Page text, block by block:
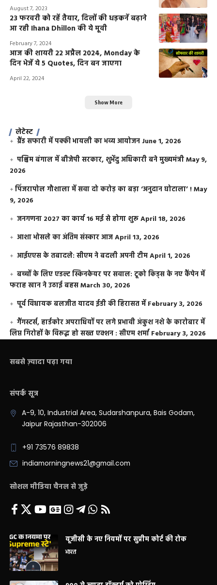
August 7, 2023
23 फरवरी को रहें तैयार, दिलों की धड़कनें बढ़ाने
आ रही Ihana Dhillon की ये मूवी
February 7, 2024
आज की शायरी 22 अप्रैल 2024, Monday के
दिन भेजें ये 5 Quotes, दिन बन जाएगा
April 22, 2024
Show More
लेटेस्ट
ग्रैंड सफारी में पक्की भायली का भव्य आयोजन June 1, 2026
पश्चिम बंगाल में बीजेपी सरकार, शुभेंदु अधिकारी बने मुख्यमंत्रीMay 9,
2026
​पिंजरापोल गौशाला में सवा दो करोड़ का बड़ा ‘अनुदान घोटाला’ !May
9, 2026
जनगणना 2027 का कार्य 16 मई से होगा शुरूApril 18, 2026
आशा भोसले का अंतिम संस्कार आजApril 13, 2026
आईएएस के तबादले: सीएम ने बदली अपनी टीमApril 1, 2026
बच्चों के लिए एडल्ट स्किनकेयर पर सवाल: टूको किड्स के नए कैंपेन में
फराह खान ने उठाई बहसMarch 30, 2026
पूर्व विधायक बलजीत यादव ईडी की हिरासत में February 3, 2026
गैंगस्टर्स, हार्डकोर अपराधियों पर लगे प्रभावी अंकुश नशे के कारोबार में
लिप्त गिरोहों के विरूद्ध हो सख्त एक्शन : सीएम शर्मा February 3, 2026
सबसे ज़्यादा पढ़ा गया
संपर्क सूत्र
A-9, 10, Industrial Area, Sudarshanpura, Bais Godam,
Jaipur Rajasthan-302006
+91 73576 89838
indiamorningnews21@gmail.com
सोशल मीडिया चैनल से जुड़े
यूजीसी के नए नियमों पर सुप्रीम कोर्ट की रोक
भारत